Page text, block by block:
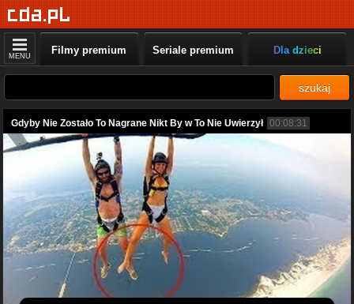
MENU Filmy premium Seriale premium Dla dzieci
szukaj
Gdyby Nie Zostało To Nagrane Nikt By w To Nie Uwierzył 00:08:31